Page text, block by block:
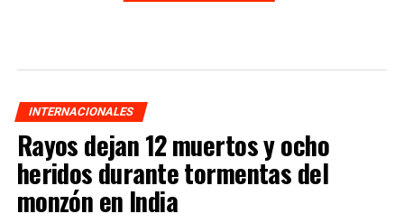
INTERNACIONALES
Rayos dejan 12 muertos y ocho
heridos durante tormentas del
monzón en India